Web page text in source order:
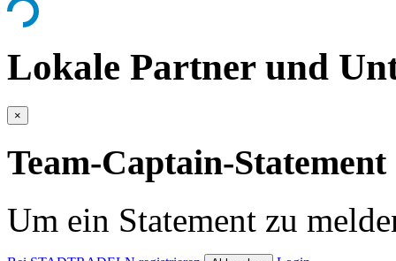
Lokale Partner und
×
Team-Captain-
Um ein Statement zu